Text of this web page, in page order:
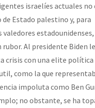
israelíes actuales no
Estado palestino y, para
valedores
Al presidente Biden
crisis con una elite
como la que
impoluta como Ben
no obstante, se ha